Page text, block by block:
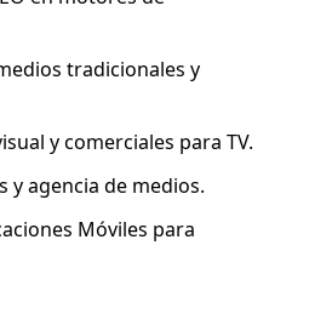
tradicionales y
y comerciales para TV.
y agencia de medios.
Móviles para